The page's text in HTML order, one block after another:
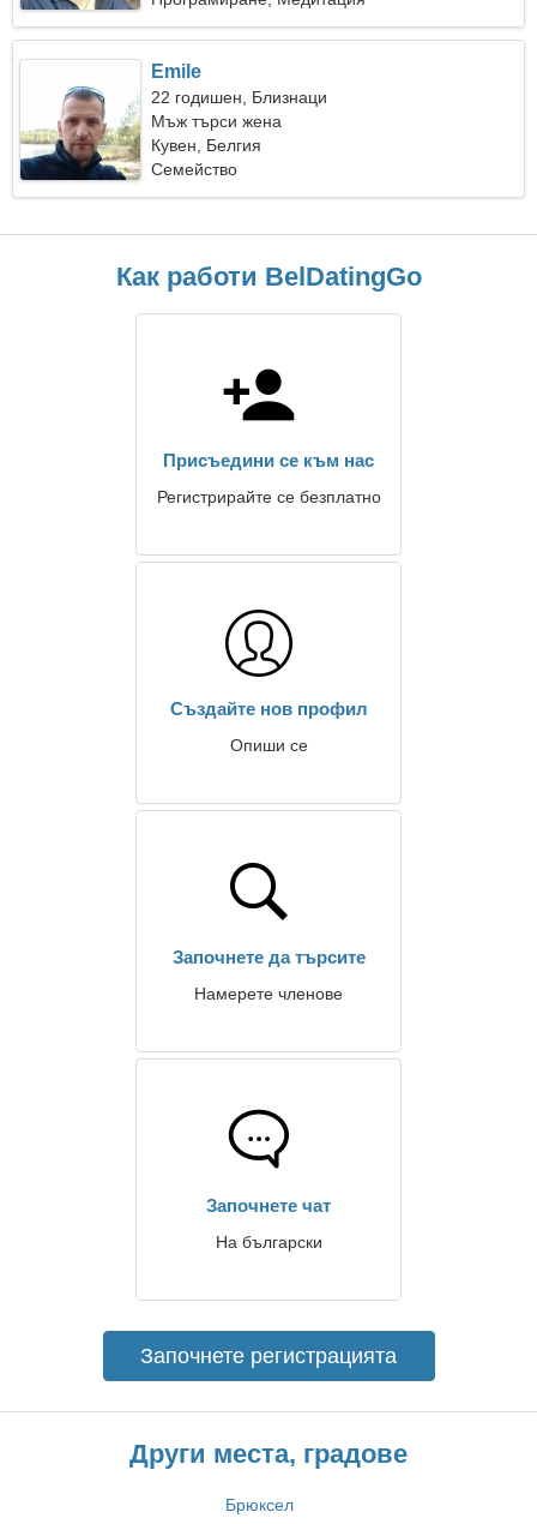
Emile
22 годишен, Близнаци
Мъж търси жена
Кувен, Белгия
Семейство
Как работи BelDatingGo
Присъедини се към нас
Регистрирайте се безплатно
Създайте нов профил
Опиши се
Започнете да търсите
Намерете членове
Започнете чат
На български
Започнете регистрацията
Други места, градове
Брюксел